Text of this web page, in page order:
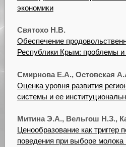
экономики
Святохо Н.В.
Обеспечение
Республики Крым: проблемы и
Смирнова Е.А., Остовская
Оценка уровня развития
системы и ее
Митина Э.А., Вельгош Н.З.,
Ценообразование как триггер
поведения при выборе молока